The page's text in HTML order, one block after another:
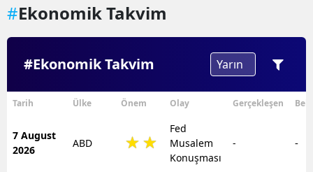
Ankara
Antalya
Artvin
Balıkesir
#Ekonomik Takvim
#Ekonomik Takvim
Tarih Ülke Önem Olay Gerçekleşen
7 August
2026
ABD
Fed
Musalem
Konuşması
- -